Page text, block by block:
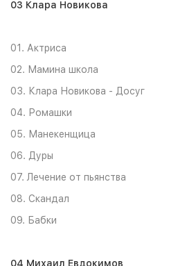
03 Клара Новикова
01. Актриса
02. Мамина школа
03. Клара Новикова - Досуг
04. Ромашки
05. Манекенщица
06. Дуры
07. Лечение от пьянства
08. Скандал
09. Бабки
04 Михаил Евдокимов